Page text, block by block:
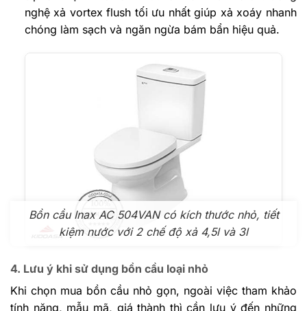
nghệ xả vortex flush tối ưu nhất giúp xả xoáy nhanh
chóng làm sạch và ngăn ngừa bám bẩn hiệu quả.
Bồn cầu Inax AC 504VAN có kích thước nhỏ, tiết
kiệm nước với 2 chế độ xả 4,5l và 3l
4. Lưu ý khi sử dụng bồn cầu loại nhỏ
Khi chọn mua bồn cầu nhỏ gọn, ngoài việc tham khảo
tính năng, mẫu mã, giá thành thì cần lưu ý đến những